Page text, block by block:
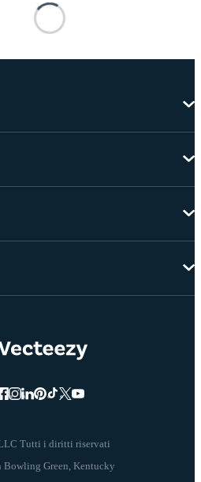
Tutti i diritti riservati